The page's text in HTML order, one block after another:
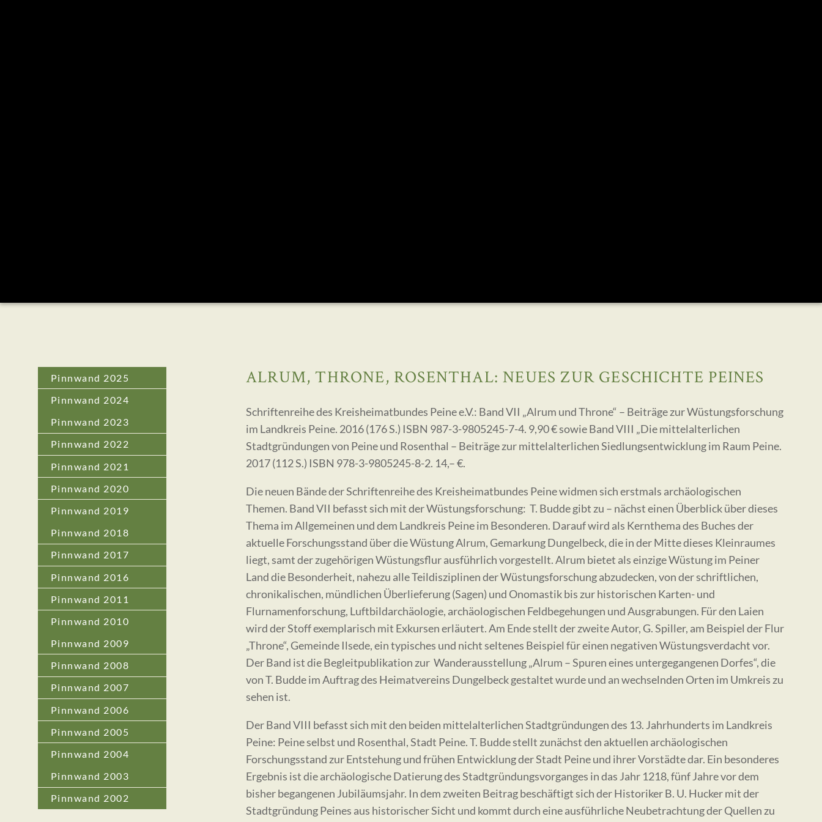
ALRUM, THRONE, ROSENTHAL: NEUES ZUR GESCHICHTE PEINES
Schriftenreihe des Kreisheimatbundes Peine e.V.: Band VII „Alrum und Throne“ – Beiträge zur Wüstungsforschung
im Landkreis Peine. 2016 (176 S.) ISBN 987-3-9805245-7-4. 9,90 € sowie Band VIII „Die mittelalterlichen
Stadtgründungen von Peine und Rosenthal – Beiträge zur mittelalterlichen Siedlungsentwicklung im Raum Peine.
2017 (112 S.) ISBN 978-3-9805245-8-2. 14,– €.
Die neuen Bände der Schriftenreihe des Kreisheimatbundes Peine widmen sich erstmals archäologischen
Themen. Band VII befasst sich mit der Wüstungsforschung: T. Budde gibt zu – nächst einen Überblick über dieses
Thema im Allgemeinen und dem Landkreis Peine im Besonderen. Darauf wird als Kernthema des Buches der
aktuelle Forschungsstand über die Wüstung Alrum, Gemarkung Dungelbeck, die in der Mitte dieses Kleinraumes
liegt, samt der zugehörigen Wüstungsflur ausführlich vorgestellt. Alrum bietet als einzige Wüstung im Peiner
Land die Besonderheit, nahezu alle Teildisziplinen der Wüstungsforschung abzudecken, von der schriftlichen,
chronikalischen, mündlichen Überlieferung (Sagen) und Onomastik bis zur historischen Karten- und
Flurnamenforschung, Luftbildarchäologie, archäologischen Feldbegehungen und Ausgrabungen. Für den Laien
wird der Stoff exemplarisch mit Exkursen erläutert. Am Ende stellt der zweite Autor, G. Spiller, am Beispiel der Flur
„Throne“, Gemeinde Ilsede, ein typisches und nicht seltenes Beispiel für einen negativen Wüstungsverdacht vor.
Der Band ist die Begleitpublikation zur Wanderausstellung „Alrum – Spuren eines untergegangenen Dorfes“, die
von T. Budde im Auftrag des Heimatvereins Dungelbeck gestaltet wurde und an wechselnden Orten im Umkreis zu
sehen ist.
Der Band VIII befasst sich mit den beiden mittelalterlichen Stadtgründungen des 13. Jahrhunderts im Landkreis
Peine: Peine selbst und Rosenthal, Stadt Peine. T. Budde stellt zunächst den aktuellen archäologischen
Forschungsstand zur Entstehung und frühen Entwicklung der Stadt Peine und ihrer Vorstädte dar. Ein besonderes
Ergebnis ist die archäologische Datierung des Stadtgründungsvorganges in das Jahr 1218, fünf Jahre vor dem
bisher begangenen Jubiläumsjahr. In dem zweiten Beitrag beschäftigt sich der Historiker B. U. Hucker mit der
Stadtgründung Peines aus historischer Sicht und kommt durch eine ausführliche Neubetrachtung der Quellen zu
Pinnwand 2025
Pinnwand 2024
Pinnwand 2023
Pinnwand 2022
Pinnwand 2021
Pinnwand 2020
Pinnwand 2019
Pinnwand 2018
Pinnwand 2017
Pinnwand 2016
Pinnwand 2011
Pinnwand 2010
Pinnwand 2009
Pinnwand 2008
Pinnwand 2007
Pinnwand 2006
Pinnwand 2005
Pinnwand 2004
Pinnwand 2003
Pinnwand 2002